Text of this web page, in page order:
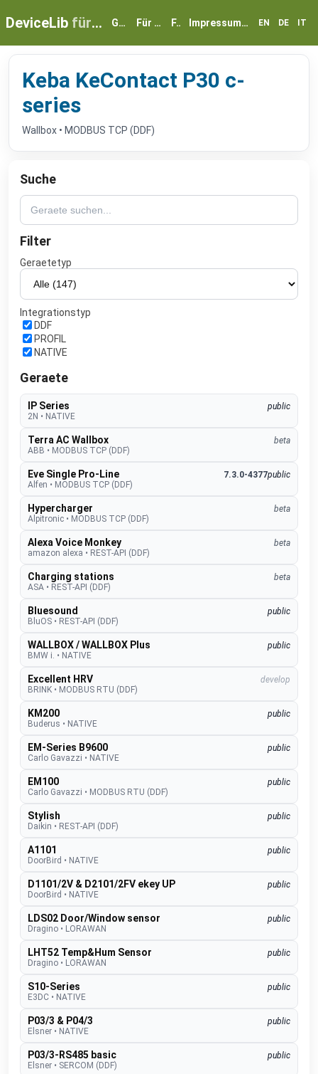
DeviceLib für myGEKKO Geräte Für Partner FAQ Impressum & Datenschutz EN DE IT
Keba KeContact P30 c-
series
Wallbox • MODBUS TCP (DDF)
Suche
Filter
Geraetetyp
Integrationstyp
DDF
PROFIL
NATIVE
Geraete
IP Series
public
2N • NATIVE
Terra AC Wallbox
beta
ABB • MODBUS TCP (DDF)
Eve Single Pro-Line 7.3.0-4377public
Alfen • MODBUS TCP (DDF)
Hypercharger
beta
Alpitronic • MODBUS TCP (DDF)
Alexa Voice Monkey
beta
amazon alexa • REST-API (DDF)
Charging stations
beta
ASA • REST-API (DDF)
Bluesound
public
BluOS • REST-API (DDF)
WALLBOX / WALLBOX Plus
public
BMW i. • NATIVE
Excellent HRV
develop
BRINK • MODBUS RTU (DDF)
KM200
public
Buderus • NATIVE
EM-Series B9600
public
Carlo Gavazzi • NATIVE
EM100
public
Carlo Gavazzi • MODBUS RTU (DDF)
Stylish
public
Daikin • REST-API (DDF)
A1101
public
DoorBird • NATIVE
D1101/2V & D2101/2FV ekey UP
public
DoorBird • NATIVE
LDS02 Door/Window sensor
public
Dragino • LORAWAN
LHT52 Temp&Hum Sensor
public
Dragino • LORAWAN
S10-Series
public
E3DC • NATIVE
P03/3 & P04/3
public
Elsner • NATIVE
P03/3-RS485 basic
public
Elsner • SERCOM (DDF)